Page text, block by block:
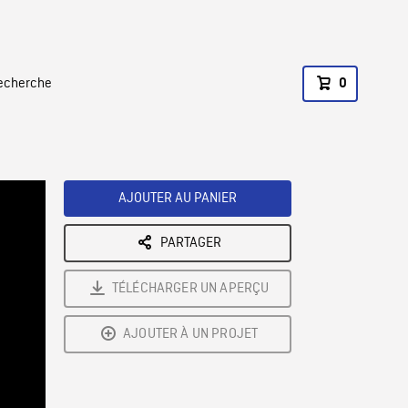
0
AJOUTER AU PANIER
PARTAGER
TÉLÉCHARGER UN APERÇU
AJOUTER À UN PROJET